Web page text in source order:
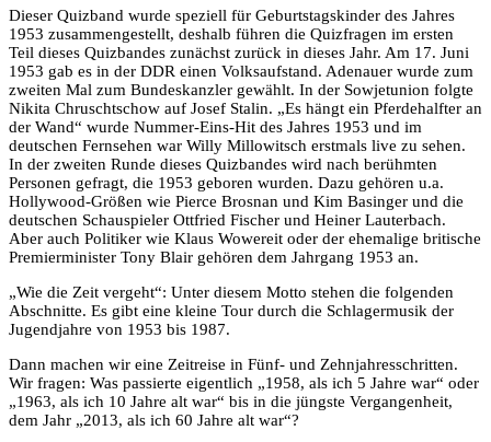
Dieser Quizband wurde speziell für Geburtstagskinder des Jahres
1953 zusammengestellt, deshalb führen die Quizfragen im ersten
Teil dieses Quizbandes zunächst zurück in dieses Jahr. Am 17. Juni
1953 gab es in der DDR einen Volksaufstand. Adenauer wurde zum
zweiten Mal zum Bundeskanzler gewählt. In der Sowjetunion folgte
Nikita Chruschtschow auf Josef Stalin. „Es hängt ein Pferdehalfter an
der Wand“ wurde Nummer-Eins-Hit des Jahres 1953 und im
deutschen Fernsehen war Willy Millowitsch erstmals live zu sehen.
In der zweiten Runde dieses Quizbandes wird nach berühmten
Personen gefragt, die 1953 geboren wurden. Dazu gehören u.a.
Hollywood-Größen wie Pierce Brosnan und Kim Basinger und die
deutschen Schauspieler Ottfried Fischer und Heiner Lauterbach.
Aber auch Politiker wie Klaus Wowereit oder der ehemalige britische
Premierminister Tony Blair gehören dem Jahrgang 1953 an.
„Wie die Zeit vergeht“: Unter diesem Motto stehen die folgenden
Abschnitte. Es gibt eine kleine Tour durch die Schlagermusik der
Jugendjahre von 1953 bis 1987.
Dann machen wir eine Zeitreise in Fünf- und Zehnjahresschritten.
Wir fragen: Was passierte eigentlich „1958, als ich 5 Jahre war“ oder
„1963, als ich 10 Jahre alt war“ bis in die jüngste Vergangenheit,
dem Jahr „2013, als ich 60 Jahre alt war“?